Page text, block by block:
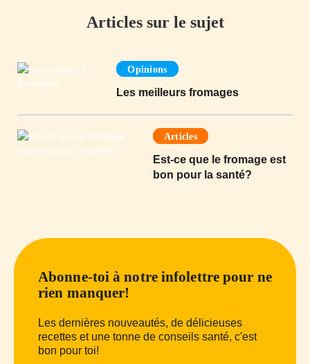
Articles sur le sujet
Opinions
Les meilleurs fromages
Articles
Est-ce que le fromage est
bon pour la santé?
Abonne-toi à notre infolettre pour ne
rien manquer!
Les dernières nouveautés, de délicieuses
recettes et une tonne de conseils santé, c'est
bon pour toi!